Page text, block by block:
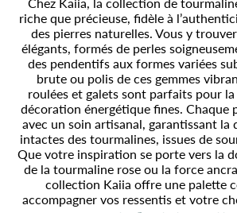
riche que précieuse, fidèle à
des pierres naturelles. Vous y
élégants, formés de perles
des pendentifs aux formes variées
brute ou polis de ces gemmes
roulées et galets sont parfaits pour
décoration énergétique fines. Chaque
avec un soin artisanal, garantissant la
intactes des tourmalines, issues de
Que votre inspiration se porte vers la
de la tourmaline rose ou la force
collection Kaiia offre une palette
accompagner vos ressentis et votre